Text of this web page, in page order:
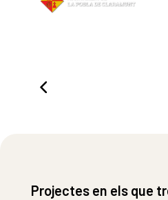
Projectes en els que